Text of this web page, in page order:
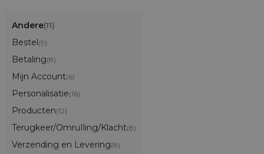
Andere(11)
Bestel(9)
Betaling(8)
Mijn Account(6)
Personalisatie(16)
Producten(12)
Terugkeer/OmruIling/Klacht(8)
Verzending en Levering(8)